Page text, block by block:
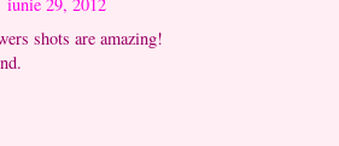
shots are amazing!